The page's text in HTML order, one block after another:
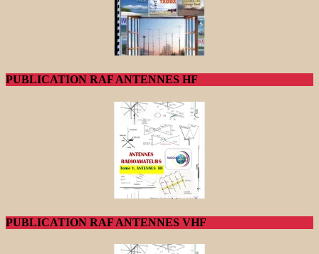
PUBLICATION RAF ANTENNES HF
PUBLICATION RAF ANTENNES VHF